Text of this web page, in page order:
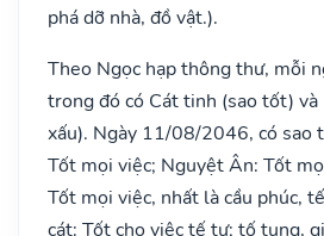
phá dỡ nhà, đồ vật.).
Theo Ngọc hạp thông thư, mỗi
trong đó có Cát tinh (sao tốt)
xấu). Ngày 11/08/2046, có sao
Tốt mọi việc; Nguyệt Ân: Tốt
Tốt mọi việc, nhất là cầu phúc,
cát: Tốt cho việc tế tự; tố tụng,